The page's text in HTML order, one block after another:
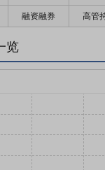
融资融券 高管
览